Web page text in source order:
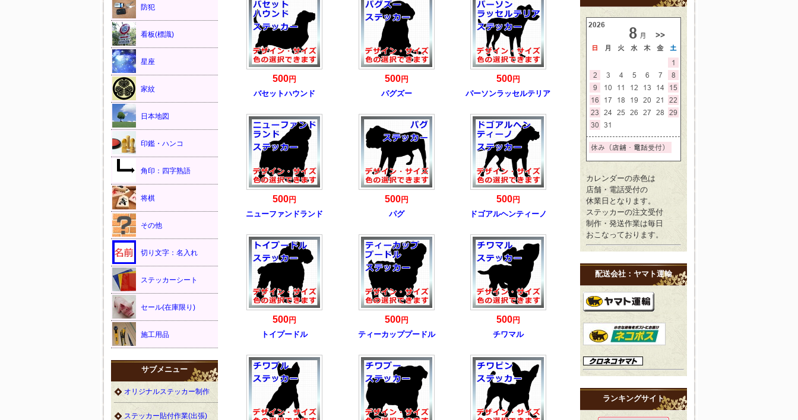
500円
バセットハウンド
500円
パグズー
500円
パーソンラッセルテリア
500円
ニューファンドランド
500円
パグ
500円
ドゴアルヘンティーノ
500円
トイプードル
500円
ティーカッププードル
500円
チワマル
防犯
看板(標識)
星座
家紋
日本地図
印鑑・ハンコ
角印：四字熟語
将棋
その他
切り文字：名入れ
ステッカーシート
セール(在庫限り)
施工用品
サブメニュー
オリジナルステッカー制作
ステッカー貼付作業(出張)
カレンダーの赤色は
店舗・電話受付の
休業日となります。
ステッカーの注文受付
制作・発送作業は毎日
おこなっております。
配送会社：ヤマト運輸
ランキングサイト